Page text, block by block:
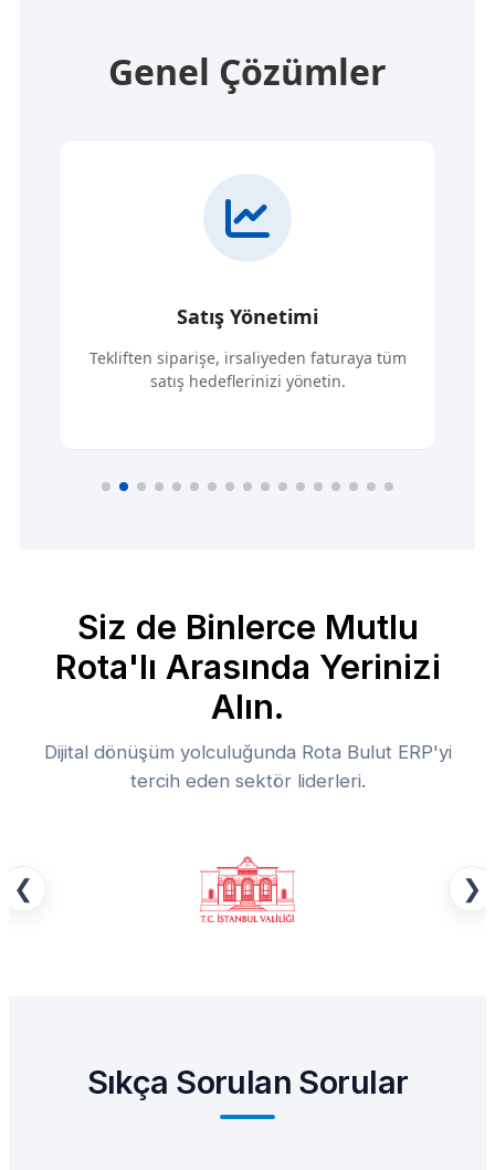
Genel Çözümler
Stok & Hizmet Yönetimi
Çoklu şube, çoklu depo, varyant gibi
özelliklerle stoklarınızı etkin yönetin.
Siz de Binlerce Mutlu
Rota'lı Arasında Yerinizi
Alın.
Dijital dönüşüm yolculuğunda Rota Bulut ERP'yi
tercih eden sektör liderleri.
❮ ❯
Sıkça Sorulan Sorular